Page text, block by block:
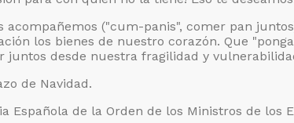
acompañemos ("cum-panis", comer pan
los bienes de nuestro corazón. Que
juntos desde nuestra fragilidad y
de Navidad.
Española de la Orden de los Ministros de los